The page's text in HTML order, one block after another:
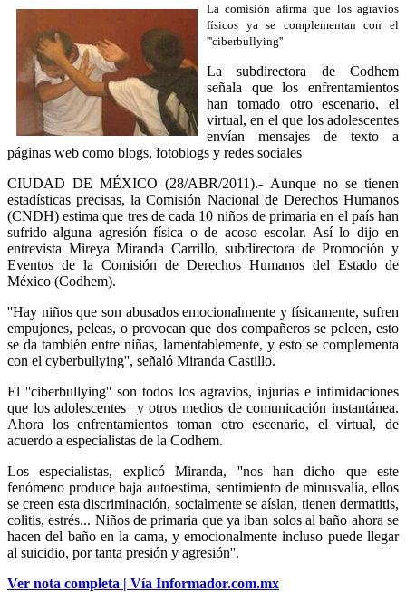
La comisión afirma que los agravios
físicos ya se complementan con el
'''ciberbullying''
La subdirectora de Codhem
señala que los enfrentamientos
han tomado otro escenario, el
virtual, en el que los adolescentes
envían mensajes de texto a
páginas web como blogs, fotoblogs y redes sociales
CIUDAD DE MÉXICO (28/ABR/2011).- Aunque no se tienen
estadísticas precisas, la Comisión Nacional de Derechos Humanos
(CNDH) estima que tres de cada 10 niños de primaria en el país han
sufrido alguna agresión física o de acoso escolar. Así lo dijo en
entrevista Mireya Miranda Carrillo, subdirectora de Promoción y
Eventos de la Comisión de Derechos Humanos del Estado de
México (Codhem).
''Hay niños que son abusados emocionalmente y físicamente, sufren
empujones, peleas, o provocan que dos compañeros se peleen, esto
se da también entre niñas, lamentablemente, y esto se complementa
con el cyberbullying'', señaló Miranda Castillo.
El ''ciberbullying'' son todos los agravios, injurias e intimidaciones
que los adolescentes y otros medios de comunicación instantánea.
Ahora los enfrentamientos toman otro escenario, el virtual, de
acuerdo a especialistas de la Codhem.
Los especialistas, explicó Miranda, ''nos han dicho que este
fenómeno produce baja autoestima, sentimiento de minusvalía, ellos
se creen esta discriminación, socialmente se aíslan, tienen dermatitis,
colitis, estrés... Niños de primaria que ya iban solos al baño ahora se
hacen del baño en la cama, y emocionalmente incluso puede llegar
al suicidio, por tanta presión y agresión''.
Ver nota completa | Vía Informador.com.mx